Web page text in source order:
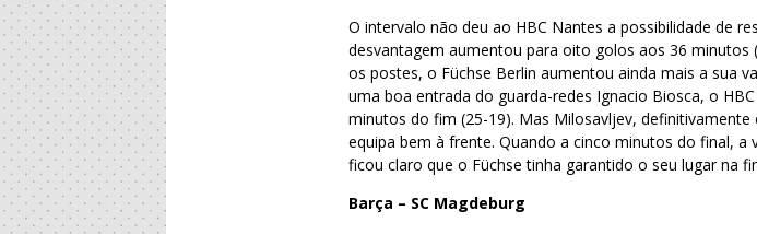
O intervalo não deu ao HBC Nantes a possibilidade de
desvantagem aumentou para oito golos aos 36 minutos
os postes, o Füchse Berlin aumentou ainda mais a sua
uma boa entrada do guarda-redes Ignacio Biosca, o
minutos do fim (25-19). Mas Milosavljev,
equipa bem à frente. Quando a cinco minutos do final,
ficou claro que o Füchse tinha garantido o seu lugar na
Barça – SC Magdeburg